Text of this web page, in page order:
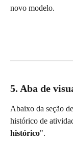
novo modelo.
5. Aba de
Abaixo da seção
histórico de
histórico".